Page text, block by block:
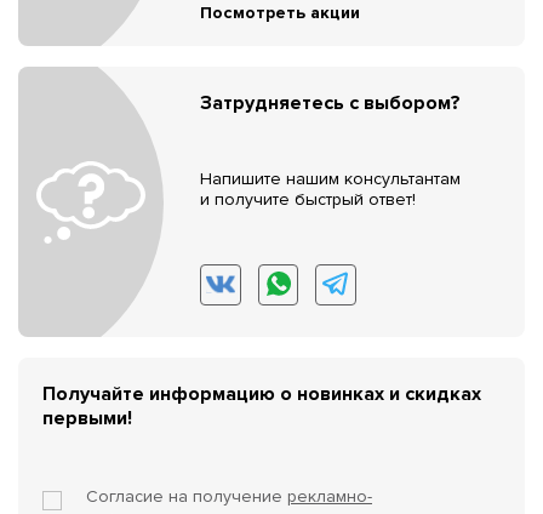
Посмотреть акции
Затрудняетесь с выбором?
Напишите нашим консультантам
и получите быстрый ответ!
Получайте информацию о новинках и скидках
первыми!
Согласие на получение рекламно-